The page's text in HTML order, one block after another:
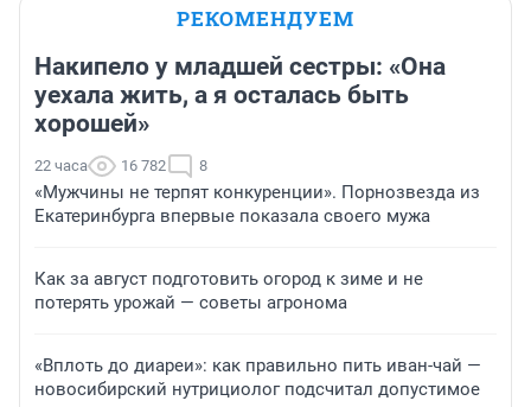
РЕКОМЕНДУЕМ
Накипело у младшей сестры: «Она
уехала жить, а я осталась быть
хорошей»
22 часа 16 782 8
«Мужчины не терпят конкуренции». Порнозвезда из
Екатеринбурга впервые показала своего мужа
Как за август подготовить огород к зиме и не
потерять урожай — советы агронома
«Вплоть до диареи»: как правильно пить иван-чай —
новосибирский нутрициолог подсчитал допустимое